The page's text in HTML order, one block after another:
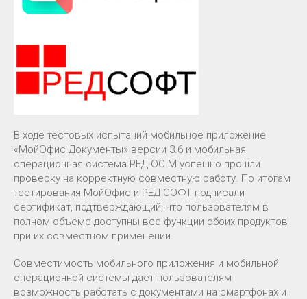
В ходе тестовых испытаний мобильное приложение
«МойОфис Документы» версии 3.6 и мобильная
операционная система РЕД ОС М успешно прошли
проверку на корректную совместную работу. По итогам
тестирования МойОфис и РЕД СОФТ подписали
сертификат, подтверждающий, что пользователям в
полном объеме доступны все функции обоих продуктов
при их совместном применении.
Совместимость мобильного приложения и мобильной
операционной системы дает пользователям
возможность работать с документами на смартфонах и